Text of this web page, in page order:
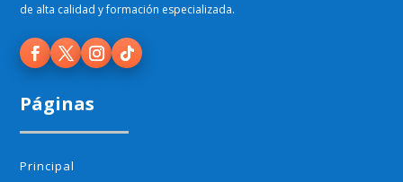
de alta calidad y formación especializada.
Páginas
Principal